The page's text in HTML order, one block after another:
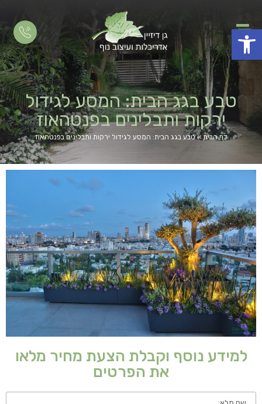
פתח סרגל נגישות
טבע בגג הבית: המסע לגידול
ירקות ותבלינים בפנטהאוז
דף הבית»טבע בגג הבית: המסע לגידול ירקות ותבלינים בפנטהאוז
למידע נוסף וקבלת הצעת מחיר מלאו
את הפרטים